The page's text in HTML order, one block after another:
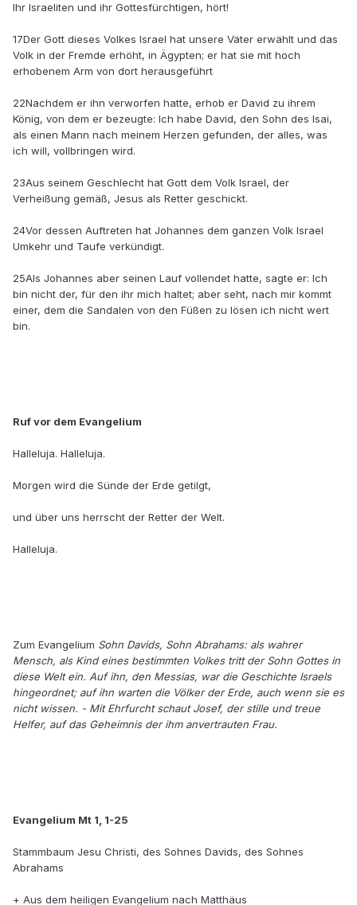
Ihr Israeliten und ihr Gottesfürchtigen, hört!
17Der Gott dieses Volkes Israel hat unsere Väter erwählt und das
Volk in der Fremde erhöht, in Ägypten; er hat sie mit hoch
erhobenem Arm von dort herausgeführt
22Nachdem er ihn verworfen hatte, erhob er David zu ihrem
König, von dem er bezeugte: Ich habe David, den Sohn des Isai,
als einen Mann nach meinem Herzen gefunden, der alles, was
ich will, vollbringen wird.
23Aus seinem Geschlecht hat Gott dem Volk Israel, der
Verheißung gemäß, Jesus als Retter geschickt.
24Vor dessen Auftreten hat Johannes dem ganzen Volk Israel
Umkehr und Taufe verkündigt.
25Als Johannes aber seinen Lauf vollendet hatte, sagte er: Ich
bin nicht der, für den ihr mich haltet; aber seht, nach mir kommt
einer, dem die Sandalen von den Füßen zu lösen ich nicht wert
bin.
Ruf vor dem Evangelium
Halleluja. Halleluja.
Morgen wird die Sünde der Erde getilgt,
und über uns herrscht der Retter der Welt.
Halleluja.
Zum Evangelium Sohn Davids, Sohn Abrahams: als wahrer
Mensch, als Kind eines bestimmten Volkes tritt der Sohn Gottes in
diese Welt ein. Auf ihn, den Messias, war die Geschichte Israels
hinge­ordnet; auf ihn warten die Völker der Erde, auch wenn sie es
nicht wissen. - Mit Ehrfurcht schaut Josef, der stille und treue
Helfer, auf das Geheimnis der ihm anvertrauten Frau.
Evangelium Mt 1, 1-25
Stammbaum Jesu Christi, des Sohnes Davids, des Sohnes
Abrahams
+ Aus dem heiligen Evangelium nach Matthäus